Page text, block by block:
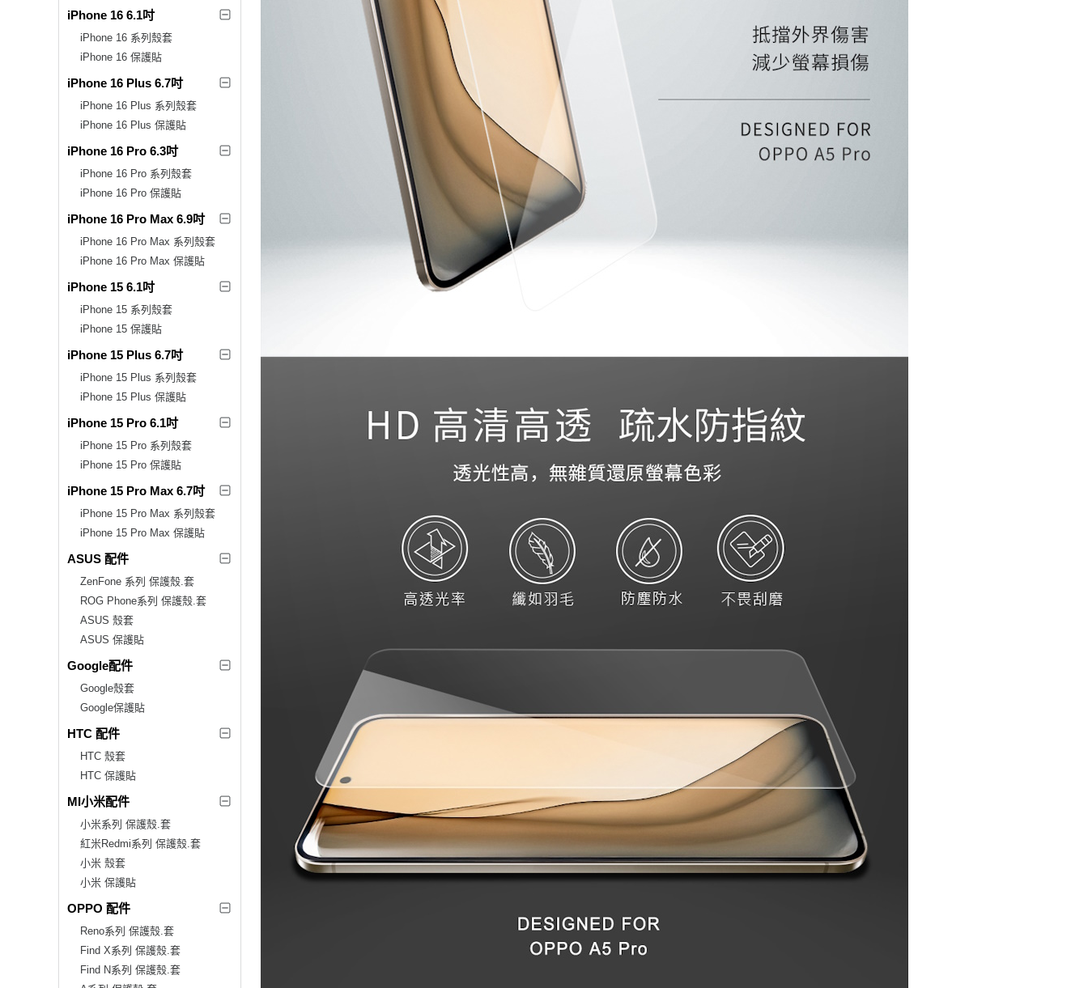
iPhone 16 6.1吋
iPhone 16 系列殼套
iPhone 16 保護貼
iPhone 16 Plus 6.7吋
iPhone 16 Plus 系列殼套
iPhone 16 Plus 保護貼
iPhone 16 Pro 6.3吋
iPhone 16 Pro 系列殼套
iPhone 16 Pro 保護貼
iPhone 16 Pro Max 6.9吋
iPhone 16 Pro Max 系列殼套
iPhone 16 Pro Max 保護貼
iPhone 15 6.1吋
iPhone 15 系列殼套
iPhone 15 保護貼
iPhone 15 Plus 6.7吋
iPhone 15 Plus 系列殼套
iPhone 15 Plus 保護貼
iPhone 15 Pro 6.1吋
iPhone 15 Pro 系列殼套
iPhone 15 Pro 保護貼
iPhone 15 Pro Max 6.7吋
iPhone 15 Pro Max 系列殼套
iPhone 15 Pro Max 保護貼
ASUS 配件
ZenFone 系列 保護殼.套
ROG Phone系列 保護殼.套
ASUS 殼套
ASUS 保護貼
Google配件
Google殼套
Google保護貼
HTC 配件
HTC 殼套
HTC 保護貼
MI小米配件
小米系列 保護殼.套
紅米Redmi系列 保護殼.套
小米 殼套
小米 保護貼
OPPO 配件
Reno系列 保護殼.套
Find X系列 保護殼.套
Find N系列 保護殼.套